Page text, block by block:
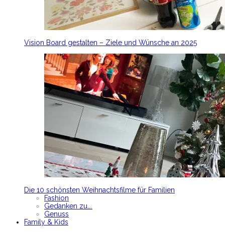
Vision Board gestalten – Ziele und Wünsche an 2025
Die 10 schönsten Weihnachtsfilme für Familien
Fashion
Gedanken zu….
Genuss
Family & Kids